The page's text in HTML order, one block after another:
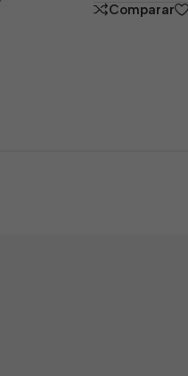
5
Comparar